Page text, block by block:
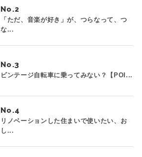
No.
「ただ、音楽が好き」が、つらなって、つ
な...
No.
ビンテージ自転車に乗ってみない？【POI...
No.
リノベーションした住まいで使いたい、お
し...